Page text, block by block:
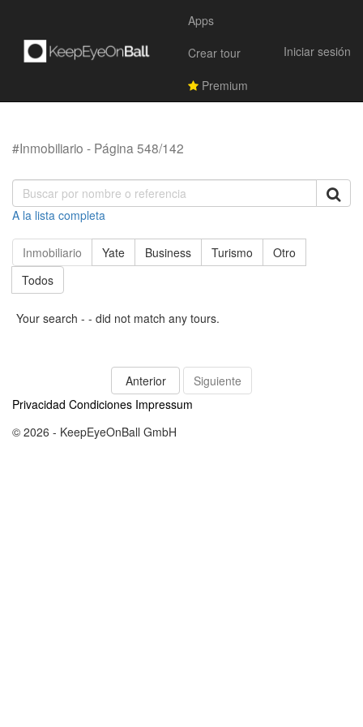
Apps
Crear tour
Premium
Iniciar sesión
#Inmobiliario - Página 548/142
A la lista completa
Inmobiliario Yate Business Turismo
Otro
Todos
Your search - - did not match any tours.
Anterior
Siguiente
Privacidad Condiciones Impressum
© 2026 - KeepEyeOnBall GmbH